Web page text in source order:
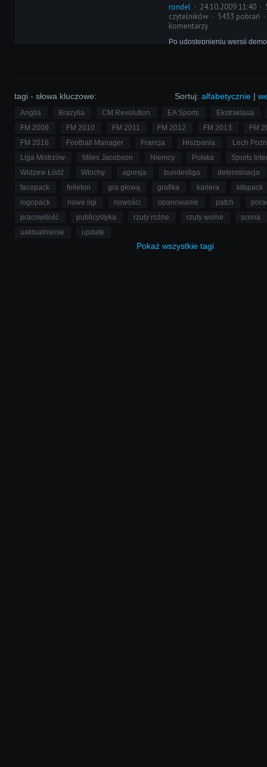
rondel 24.10.2009 11:40
czytelników
5433 pobrań
komentarzy
Po udostępnieniu wersji
Sortuj: alfabetycznie |
tagi - słowa kluczowe:
Anglia Brazylia CM Revolution EA Sports
Ekstraklasa
FM 2009
FM 2010 FM 2011 FM 2012 FM 2013
FM
FM 2016
Football Manager Francja Hiszpania
Lech
Liga Mistrzów
Miles Jacobson Niemcy Polska
Sports
Widzew Łódź
Włochy agresja bundesliga
determinacja
facepack
felieton gra głową grafika kariera
kitspack
logopack
nowe ligi nowości opanowanie patch
pracowitość
publicystyka rzuty rożne rzuty wolne
scena
uaktualnienie
update
Pokaż wszystkie tagi